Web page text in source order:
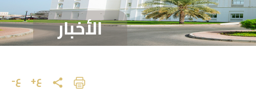
الأخبار
ع+ ع-